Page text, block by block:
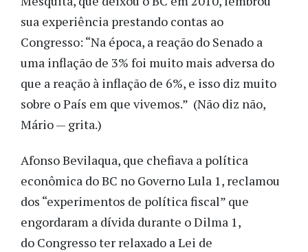
sua experiência prestando contas ao
Congresso: “Na época, a reação do Senado a
uma inflação de 3% foi muito mais adversa do
que a reação à inflação de 6%, e isso diz muito
sobre o País em que vivemos.” (Não diz não,
Mário — grita.)
Afonso Bevilaqua, que chefiava a política
econômica do BC no Governo Lula 1, reclamou
dos “experimentos de política fiscal” que
engordaram a dívida durante o Dilma 1,
do Congresso ter relaxado a Lei de